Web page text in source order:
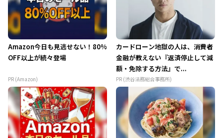
Amazon今日も見逃せない！80%
OFF以上が続々登場
PR (Amazon)
カードローン地獄の人は、消費者
金融が教えない『返済停止して減
額・免除する方法』で...
PR (渋谷法務総合事務所)